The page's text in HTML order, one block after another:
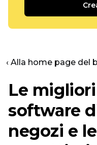
‹ Alla home page del
Le
software
negozi e